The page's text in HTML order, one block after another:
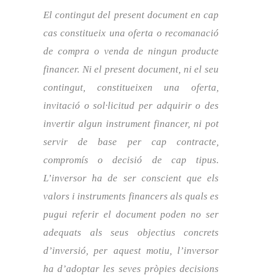
El contingut del present document en cap
cas constitueix una oferta o recomanació
de compra o venda de ningun producte
financer. Ni el present document, ni el seu
contingut, constitueixen una oferta,
invitació o sol·licitud per adquirir o des
invertir algun instrument financer, ni pot
servir de base per cap contracte,
compromís o decisió de cap tipus.
L’inversor ha de ser conscient que els
valors i instruments financers als quals es
pugui referir el document poden no ser
adequats als seus objectius concrets
d’inversió, per aquest motiu, l’inversor
ha d’adoptar les seves pròpies decisions